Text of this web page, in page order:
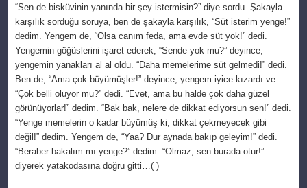
“Sen de bisküvinin yanında bir şey istermisin?” diye sordu. Şakayla
karşılık sorduğu soruya, ben de şakayla karşılık, “Süt isterim yenge!”
dedim. Yengem de, “Olsa canım feda, ama evde süt yok!” dedi.
Yengemin göğüslerini işaret ederek, “Sende yok mu?” deyince,
yengemin yanakları al al oldu. “Daha memelerime süt gelmedi!” dedi.
Ben de, “Ama çok büyümüşler!” deyince, yengem iyice kızardı ve
“Çok belli oluyor mu?” dedi. “Evet, ama bu halde çok daha güzel
görünüyorlar!” dedim. “Bak bak, nelere de dikkat ediyorsun sen!” dedi.
“Yenge memelerin o kadar büyümüş ki, dikkat çekmeyecek gibi
değil!” dedim. Yengem de, “Yaa? Dur aynada bakıp geleyim!” dedi.
“Beraber bakalım mı yenge?” dedim. “Olmaz, sen burada otur!”
diyerek yatakodasına doğru gitti…( )